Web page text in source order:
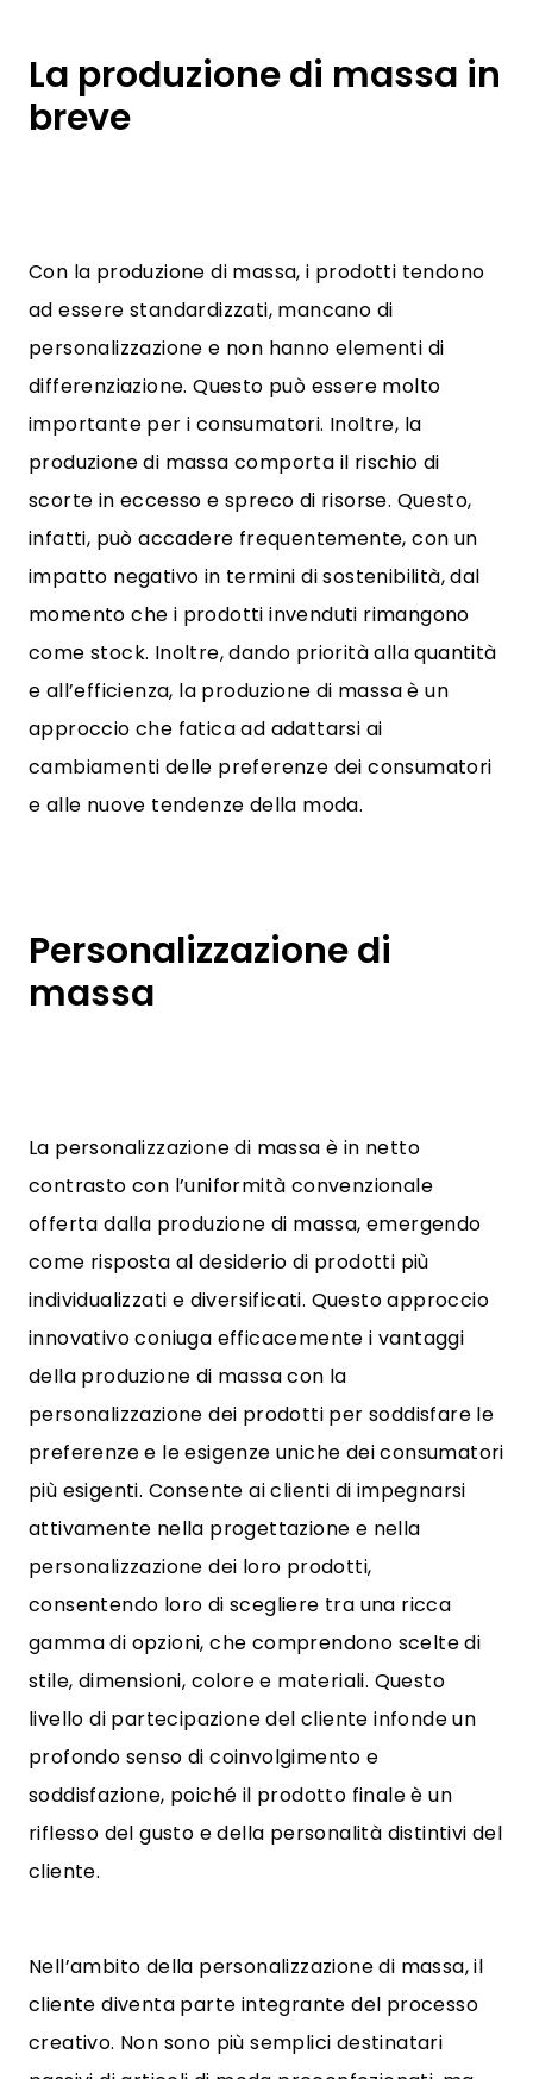
La produzione di massa in
breve
Con la produzione di massa, i prodotti tendono
ad essere standardizzati, mancano di
personalizzazione e non hanno elementi di
differenziazione. Questo può essere molto
importante per i consumatori. Inoltre, la
produzione di massa comporta il rischio di
scorte in eccesso e spreco di risorse. Questo,
infatti, può accadere frequentemente, con un
impatto negativo in termini di sostenibilità, dal
momento che i prodotti invenduti rimangono
come stock. Inoltre, dando priorità alla quantità
e all’efficienza, la produzione di massa è un
approccio che fatica ad adattarsi ai
cambiamenti delle preferenze dei consumatori
e alle nuove tendenze della moda.
Personalizzazione di
massa
La personalizzazione di massa è in netto
contrasto con l’uniformità convenzionale
offerta dalla produzione di massa, emergendo
come risposta al desiderio di prodotti più
individualizzati e diversificati. Questo approccio
innovativo coniuga efficacemente i vantaggi
della produzione di massa con la
personalizzazione dei prodotti per soddisfare le
preferenze e le esigenze uniche dei consumatori
più esigenti. Consente ai clienti di impegnarsi
attivamente nella progettazione e nella
personalizzazione dei loro prodotti,
consentendo loro di scegliere tra una ricca
gamma di opzioni, che comprendono scelte di
stile, dimensioni, colore e materiali. Questo
livello di partecipazione del cliente infonde un
profondo senso di coinvolgimento e
soddisfazione, poiché il prodotto finale è un
riflesso del gusto e della personalità distintivi del
cliente.
Nell’ambito della personalizzazione di massa, il
cliente diventa parte integrante del processo
creativo. Non sono più semplici destinatari